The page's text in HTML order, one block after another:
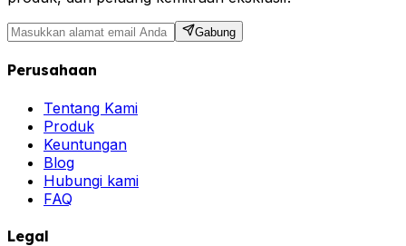
Gabung
Perusahaan
Tentang Kami
Produk
Keuntungan
Blog
Hubungi kami
FAQ
Legal